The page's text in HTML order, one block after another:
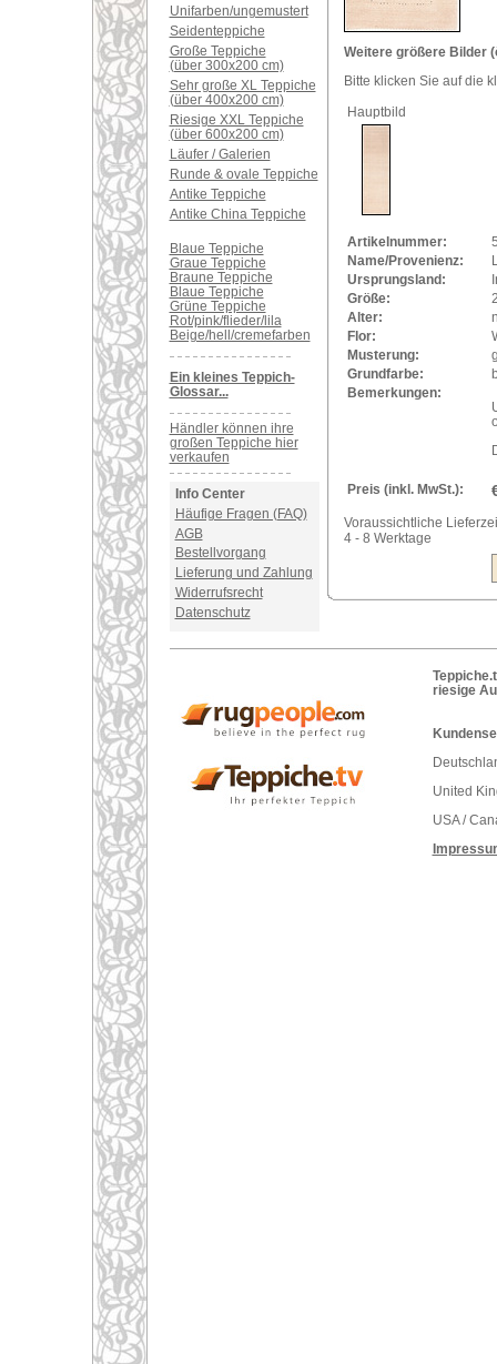
Unifarben/ungemustert
Seidenteppiche
Große Teppiche
(über 300x200 cm)
Sehr große XL Teppiche
(über 400x200 cm)
Riesige XXL Teppiche
(über 600x200 cm)
Läufer / Galerien
Runde & ovale Teppiche
Antike Teppiche
Antike China Teppiche
Blaue Teppiche
Graue Teppiche
Braune Teppiche
Blaue Teppiche
Grüne Teppiche
Rot/pink/flieder/lila
Beige/hell/cremefarben
Ein kleines Teppich-
Glossar...
Händler können ihre
großen Teppiche hier
verkaufen
Info Center
Häufige Fragen (FAQ)
AGB
Bestellvorgang
Lieferung und Zahlung
Widerrufsrecht
Datenschutz
Weitere größere Bilder
Bitte klicken Sie auf die
Hauptbild
Artikelnummer:
Name/Provenienz:
Ursprungsland:
Größe:
Alter:
Flor:
Musterung:
Grundfarbe:
Bemerkungen:
Preis (inkl. MwSt.):
Voraussichtliche
4 - 8 Werktage
riesige
United
USA /